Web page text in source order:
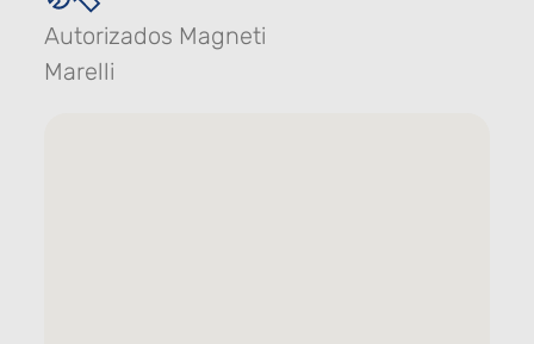
Autorizados Magneti
Marelli